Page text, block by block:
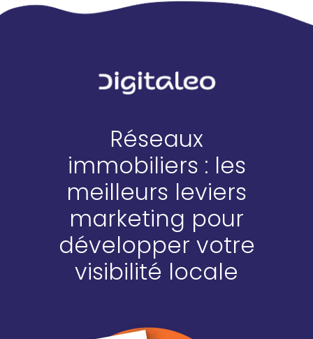
Réseaux
immobiliers : les
meilleurs leviers
marketing pour
développer votre
visibilité locale